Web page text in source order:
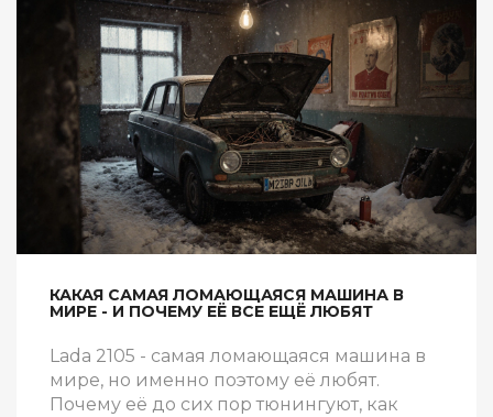
КАКАЯ САМАЯ ЛОМАЮЩАЯСЯ МАШИНА В
МИРЕ - И ПОЧЕМУ ЕЁ ВСЕ ЕЩЁ ЛЮБЯТ
Lada 2105 - самая ломающаяся машина в
мире, но именно поэтому её любят.
Почему её до сих пор тюнингуют, как